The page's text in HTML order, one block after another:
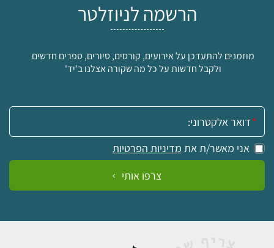
הרשמה לניוזלטר
מוזמנים להתעדכן על אירועים, קורסים, סיורים, ספרים חדשים
ולקבל חדשות על כל מה שקורה אצלנו ב'יד'
אימייל:
אני מאשר/ת את מדיניות הפרטיות
צרפו אותי